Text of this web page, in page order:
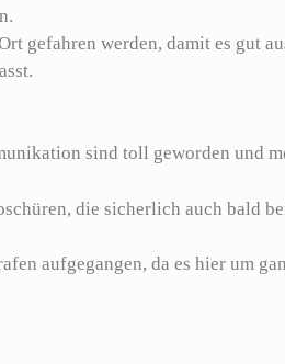
gefahren werden, damit es gut
sind toll geworden und
die sicherlich auch bald
aufgegangen, da es hier um